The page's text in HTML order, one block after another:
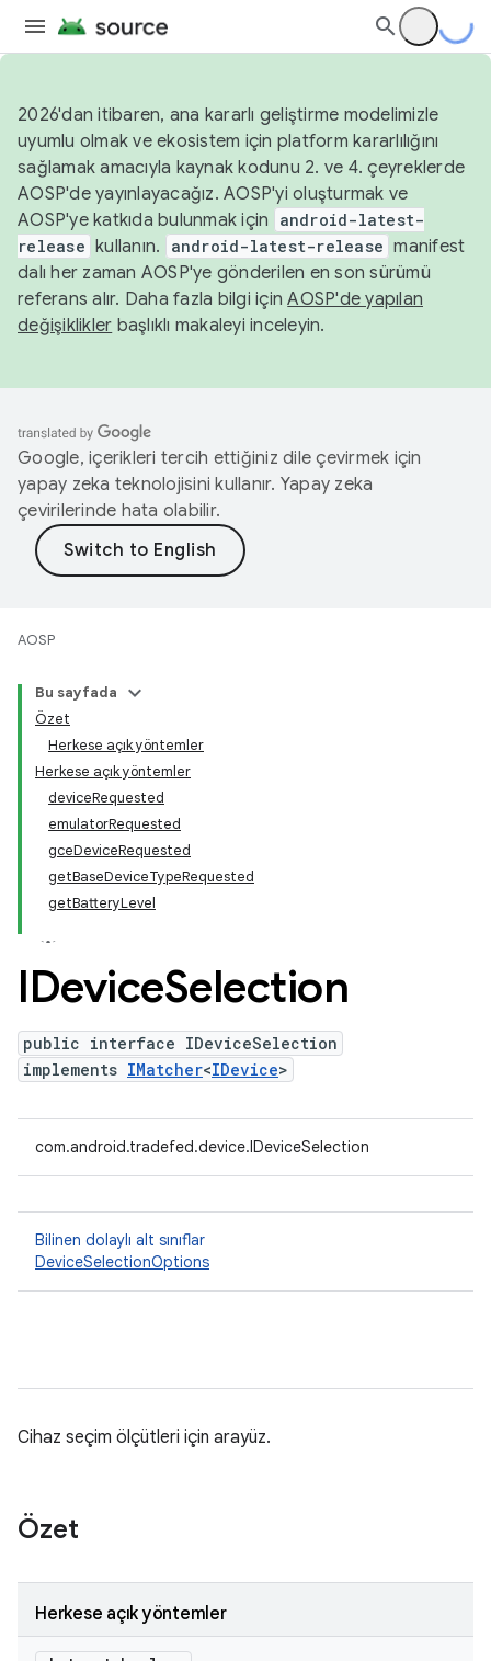
2026'dan itibaren, ana kararlı geliştirme modelimizle
uyumlu olmak ve ekosistem için platform kararlılığını
sağlamak amacıyla kaynak kodunu 2. ve 4. çeyreklerde
AOSP'de yayınlayacağız. AOSP'yi oluşturmak ve
AOSP'ye katkıda bulunmak için
android-latest-
release kullanın. android-latest-release manifest
dalı her zaman AOSP'ye gönderilen en son sürümü
referans alır. Daha fazla bilgi içinAOSP'de yapılan
değişiklikler başlıklı makaleyi inceleyin.
Google, içerikleri tercih ettiğiniz dile çevirmek için
yapay zeka teknolojisini kullanır. Yapay zeka
çevirilerinde hata olabilir.
AOSP
Bu sayfada
Özet
Herkese açık yöntemler
Herkese açık yöntemler
deviceRequested
emulatorRequested
gceDeviceRequested
getBaseDeviceTypeRequested
getBatteryLevel
IDeviceSelection
public interface IDeviceSelection
implements IMatcher<IDevice>
com.android.tradefed.device.IDeviceSelection
Bilinen dolaylı alt sınıflar
DeviceSelectionOptions
Cihaz seçim ölçütleri için arayüz.
Özet
Herkese açık yöntemler